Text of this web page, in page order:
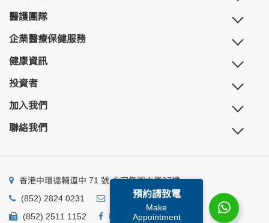
預約請致電
Make
Appointment
醫護團隊
企業醫療保健服務
健康資訊
投資者
加入我們
聯絡我們
香港中環德輔道中 71 號 永安集團大廈27樓
(852) 2824 0231
business@ump.com.hk
(852) 2511 1152
Facebook Linkedin